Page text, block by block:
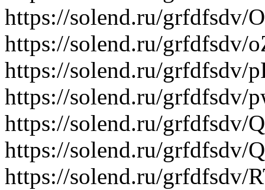
https://solend.ru/grfdfsdv/
https://solend.ru/grfdfsdv/
https://solend.ru/grfdfsdv/
https://solend.ru/grfdfsdv/
https://solend.ru/grfdfsdv/
https://solend.ru/grfdfsdv/
https://solend.ru/grfdfsdv/